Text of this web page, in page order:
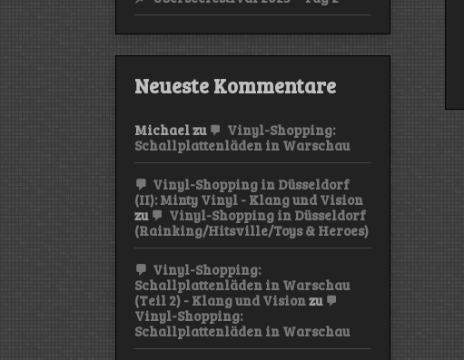
Neueste Kommentare
Michaelzu
Vinyl-Shopping:
Schallplattenläden in Warschau
Vinyl-Shopping in Düsseldorf
(II): Minty Vinyl - Klang und Vision
zu
Vinyl-Shopping in Düsseldorf
(Rainking/Hitsville/Toys & Heroes)
Vinyl-Shopping:
Schallplattenläden in Warschau
(Teil 2) - Klang und Visionzu
Vinyl-Shopping:
Schallplattenläden in Warschau